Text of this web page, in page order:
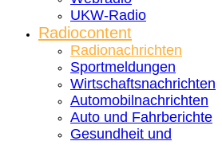
UKW-Radio
Radiocontent
Radionachrichten
Sportmeldungen
Wirtschaftsnachrichten
Automobilnachrichten
Auto und Fahrberichte
Gesundheit und